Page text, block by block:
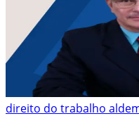
direito do trabalho